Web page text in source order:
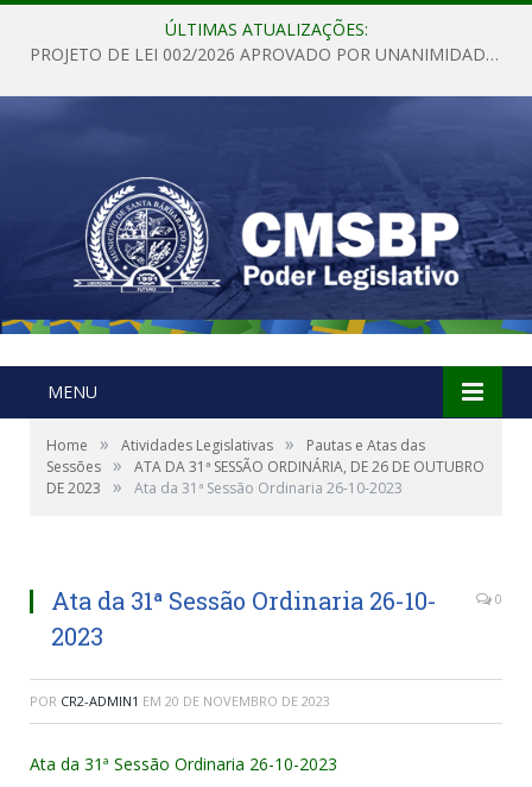
ÚLTIMAS ATUALIZAÇÕES:
PROJETO DE LEI 002/2026 APROVADO POR UNANIMIDADE EM SESSÃO ORDINÁRIA NESTA QUINTA – FEIRA 28 DE MAIO DE 2026
MENU
Home » Atividades Legislativas »
Pautas e Atas das
Sessões »
ATA DA 31ª SESSÃO ORDINÁRIA, DE 26 DE OUTUBRO
DE 2023
» Ata da 31ª Sessão Ordinaria 26-10-2023
Ata da 31ª Sessão Ordinaria 26-10-
2023
0
POR CR2-ADMIN1 EM 20 DE NOVEMBRO DE 2023
Ata da 31ª Sessão Ordinaria 26-10-2023